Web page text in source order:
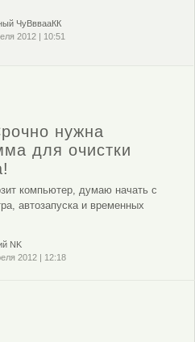
ЧуВввааКК
2012 | 10:51
нужна
для очистки
компьютер, думаю начать с
автозапуска и временных
NK
2012| 12:18